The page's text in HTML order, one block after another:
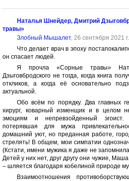
Наталья Шнейдер, Дмитрий
травы»
Злобный Мышалет, 26 сентября 2021
Что делает врач в эпоху
он спасает людей.
Я прочла «Сорные травы»
Дзыговбродского не тогда, когда книга
откликов, а когда её основательно
актуальной.
Обо всём по порядку. Два главных
хирург, коварный изменщик и в целом
эмоциям и непревзойденный
потерявшая для мужа
домашний уют, но преданная работе,
стрелять! В общем, мои симпатии
(Кстати, имени мужика я даже не
Детей у них нет, друг другу они чужие,
– шляется благодаря кобелиной природе
Взаимоотношения